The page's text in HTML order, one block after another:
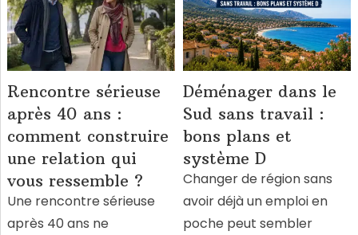
Rencontre sérieuse
après 40 ans :
comment construire
une relation qui
vous ressemble ?
Une rencontre sérieuse
après 40 ans ne
Déménager dans le
Sud sans travail :
bons plans et
système D
Changer de région sans
avoir déjà un emploi en
poche peut sembler